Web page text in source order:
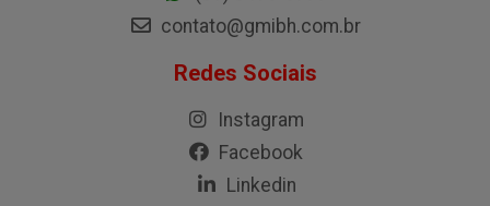
contato@gmibh.com.br
Redes Sociais
Instagram
Facebook
Linkedin